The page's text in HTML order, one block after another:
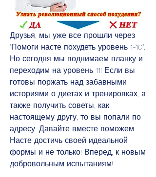
Друзья, мы уже все прошли через
'Помоги насте похудеть уровень 1-10'.
Но сегодня мы поднимаем планку и
переходим на уровень 11! Если вы
готовы поржать над забавными
историями о диетах и тренировках, а
также получить советы, как
настоящему другу, то вы попали по
адресу. Давайте вместе поможем
Насте достичь своей идеальной
формы и не только! Вперед, к новым
добровольным испытаниям!